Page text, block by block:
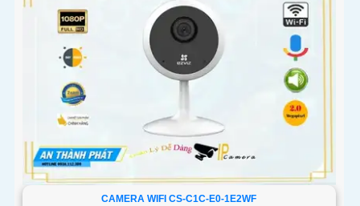
CAMERA WIFI CS-C1C-E0-1E2WF